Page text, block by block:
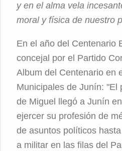
y en el alma vela
moral y física de nuestro
En el año del Centenario
concejal por el Partido
Album del Centenario en
Municipales de Junín: "El
de Miguel llegó a Junín
ejercer su profesión de
de asuntos políticos
a militar en las filas del